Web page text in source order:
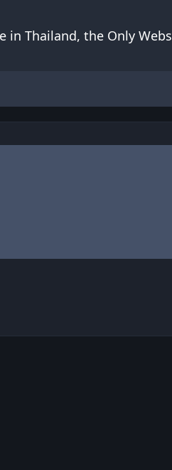
in Thailand, the Only